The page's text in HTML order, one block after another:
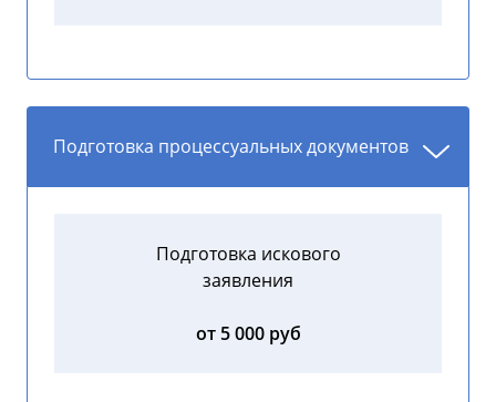
Подготовка процессуальных документов
Подготовка искового
заявления
от 5 000 руб